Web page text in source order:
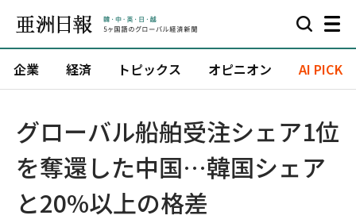
企業 経済 トピックス オピニオン AI PICK
グローバル船舶受注シェア1位
を奪還した中国…韓国シェア
と20%以上の格差